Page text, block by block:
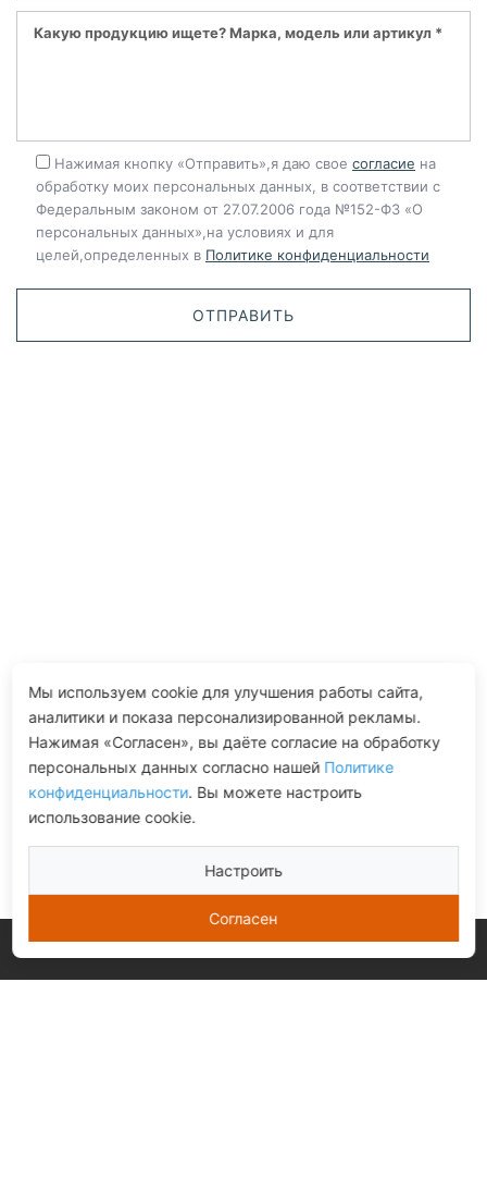
Нажимая кнопку «Отправить»,я даю свое согласие на
обработку моих персональных данных, в соответствии с
Федеральным законом от 27.07.2006 года №152-ФЗ «О
персональных данных»,на условиях и для
целей,определенных в Политике конфиденциальности
Мы используем cookie для улучшения работы сайта,
аналитики и показа персонализированной рекламы.
Нажимая «Согласен», вы даёте согласие на обработку
персональных данных согласно нашей Политике
конфиденциальности. Вы можете настроить
использование cookie.
Настроить
Согласен